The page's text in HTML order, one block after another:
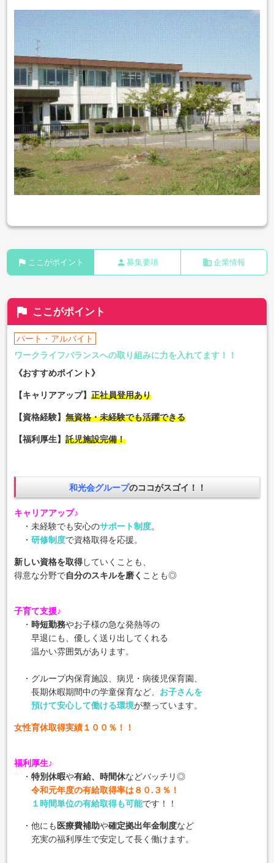
flag ここがポイント person 募集要項 business 企業情報
flag ここがポイント
パート・アルバイト
ワークライフバランスへの取り組みに力を入れてます！！
《おすすめポイント》
【キャリアアップ】正社員登用あり
【資格経験】無資格・未経験でも活躍できる
【福利厚生】託児施設完備！
和光会グループのココがスゴイ！！
キャリアアップ♪
・未経験でも安心のサポート制度。
・研修制度で資格取得を応援。
新しい資格を取得していくことも、
得意な分野で自分のスキルを磨く ことも◎
子育て支援♪
・ 時短勤務やお子様の急な発熱等の
早退にも、優しく送り出してくれる
温かい雰囲気があります。
・グループ内保育施設、病児・病後児保育園、
長期休暇期間中の学童保育など、 お子さんを
預けて安心して働ける環境が整っています。
女性育休取得実績１００％！！
福利厚生♪
・特別休暇や有給、時間休などバッチリ◎
令和元年度の有給取得率は８０.３％！
１時間単位の有給取得も可能です！！
・他にも 医療費補助や確定拠出年金制度など
充実の福利厚生で安定して長く働けます。